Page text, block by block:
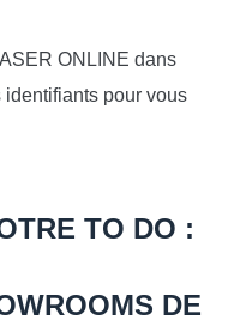
ONLINE dans
pour vous
TO DO :
DE